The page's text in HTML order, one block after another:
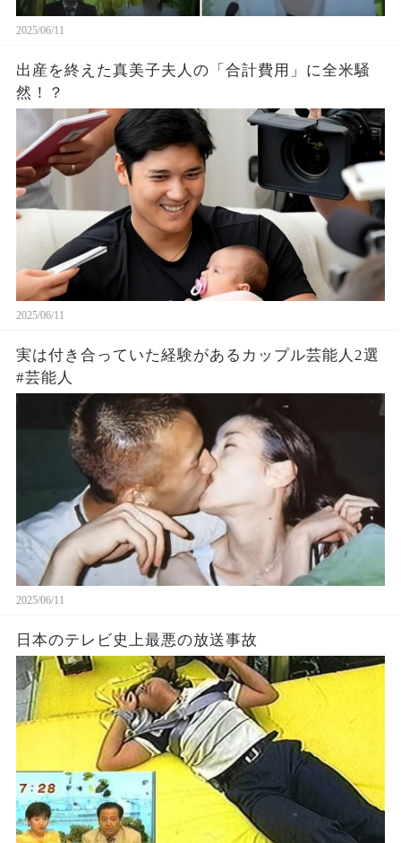
2025/06/11
出産を終えた真美子夫人の「合計費用」に全米騒
然！？
2025/06/11
実は付き合っていた経験があるカップル芸能人2選
#芸能人
2025/06/11
日本のテレビ史上最悪の放送事故